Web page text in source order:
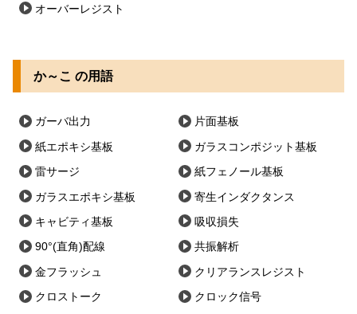
オーバーレジスト
か～こ の用語
ガーバ出力 片面基板
紙エポキシ基板 ガラスコンポジット基板
雷サージ 紙フェノール基板
ガラスエポキシ基板 寄生インダクタンス
キャビティ基板 吸収損失
90°(直角)配線 共振解析
金フラッシュ クリアランスレジスト
クロストーク クロック信号